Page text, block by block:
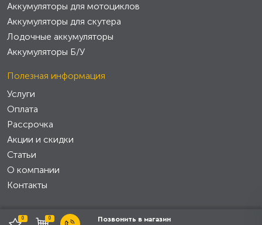
0 0 Позвонить в магазин
Аккумуляторы для мотоциклов
Аккумуляторы для скутера
Лодочные аккумуляторы
Аккумуляторы Б/У
Полезная информация
Услуги
Оплата
Рассрочка
Акции и скидки
Статьи
О компании
Контакты